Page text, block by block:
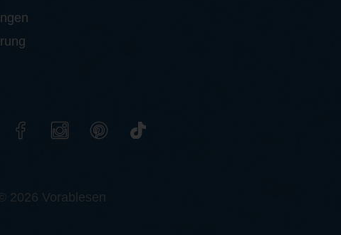
2026 Vorablesen